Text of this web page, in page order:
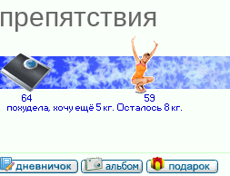
препятствия